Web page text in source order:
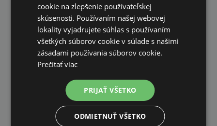
DOPRAVA ZDARMA
na všetky objednávky od 200€ vrátane DPH.
VLASTNÝ SKLAD
99 % produktov držíme priamo skladom
cookie na zlepšenie používateľskej
skúsenosti. Používaním našej webovej
lokality vyjadrujete súhlas s používaním
všetkých súborov cookie v súlade s našimi
zásadami používania súborov cookie.
Prečítať viac
PRIJAŤ VŠETKO
ODMIETNUŤ VŠETKO